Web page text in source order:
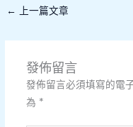
← 上一篇文章
發佈留言
發佈留言必須填寫的電
為 *